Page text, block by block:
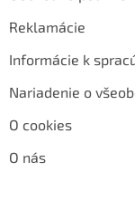
Reklamácie
Informácie k
Nariadenie o
O cookies
O nás